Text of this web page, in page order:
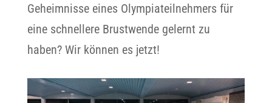
Geheimnisse eines Olympiateilnehmers für
eine schnellere Brustwende gelernt zu
haben? Wir können es jetzt!